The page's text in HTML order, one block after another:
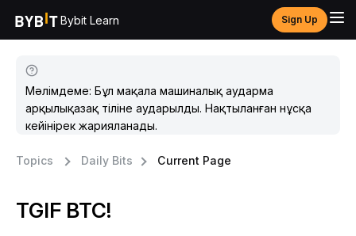
Bybit Learn Sign Up
Мәлімдеме: Бұл мақала машиналық аударма
арқылықазақ тіліне аударылды. Нақтыланған нұсқа
кейінірек жарияланады.
Topics Daily Bits Current Page
TGIF BTC!